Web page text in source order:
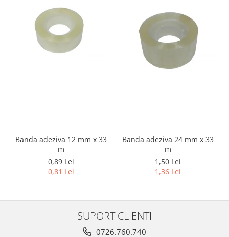
Banda adeziva 12 mm x 33
m
0,89 Lei
0,81 Lei
Banda adeziva 24 mm x 33
m
1,50 Lei
1,36 Lei
SUPORT CLIENTI
0726.760.740